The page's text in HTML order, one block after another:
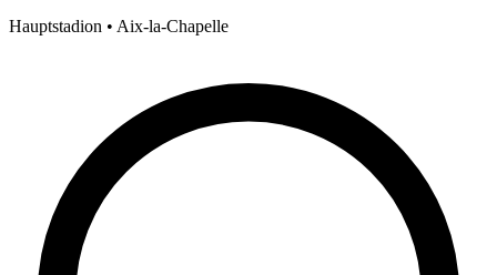
Hauptstadion • Aix-la-Chapelle